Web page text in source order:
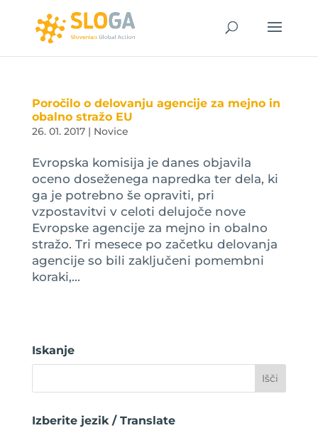
Poročilo o delovanju agencije za mejno in
obalno stražo EU
26. 01. 2017| Novice
Evropska komisija je danes objavila
oceno doseženega napredka ter dela, ki
ga je potrebno še opraviti, pri
vzpostavitvi v celoti delujoče nove
Evropske agencije za mejno in obalno
stražo. Tri mesece po začetku delovanja
agencije so bili zaključeni pomembni
koraki,...
Iskanje
Izberite jezik / Translate